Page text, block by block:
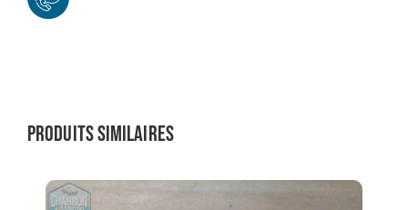
Produits similaires